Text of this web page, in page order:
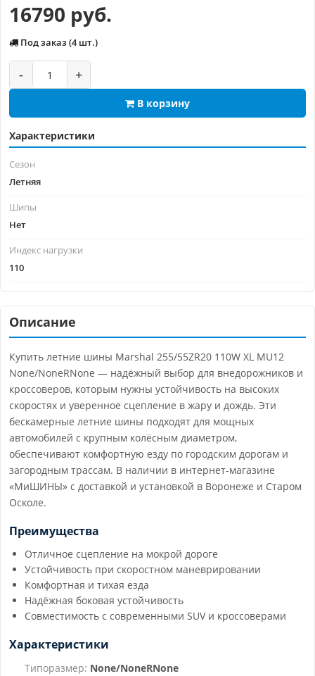
16790 руб.
Под заказ (4 шт.)
- +
В корзину
Характеристики
Сезон
Летняя
Шипы
Нет
Индекс нагрузки
110
Описание
Купить летние шины Marshal 255/55ZR20 110W XL MU12
None/NoneRNone — надёжный выбор для внедорожников и
кроссоверов, которым нужны устойчивость на высоких
скоростях и уверенное сцепление в жару и дождь. Эти
бескамерные летние шины подходят для мощных
автомобилей с крупным колёсным диаметром,
обеспечивают комфортную езду по городским дорогам и
загородным трассам. В наличии в интернет-магазине
«МиШИНЫ» с доставкой и установкой в Воронеже и Старом
Осколе.
Преимущества
Отличное сцепление на мокрой дороге
Устойчивость при скоростном маневрировании
Комфортная и тихая езда
Надёжная боковая устойчивость
Совместимость с современными SUV и кроссоверами
Характеристики
Типоразмер: None/NoneRNone